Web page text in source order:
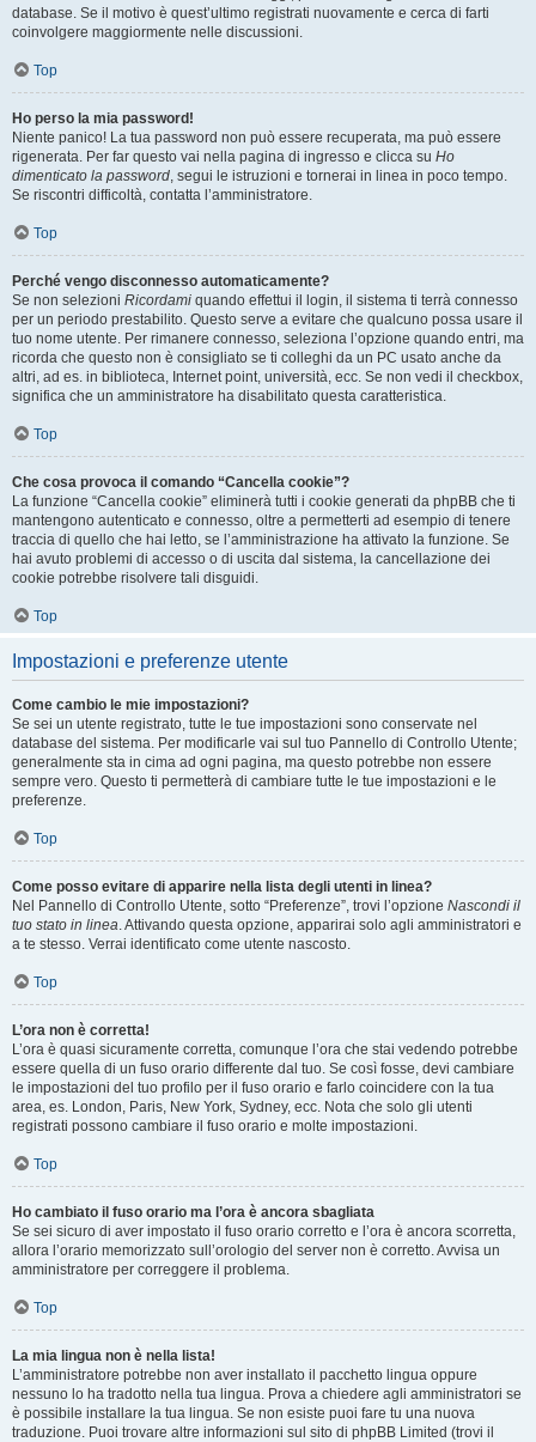
database. Se il motivo è quest’ultimo registrati nuovamente e cerca di farti
coinvolgere maggiormente nelle discussioni.
Top
Ho perso la mia password!
Niente panico! La tua password non può essere recuperata, ma può essere
rigenerata. Per far questo vai nella pagina di ingresso e clicca su Ho
dimenticato la password, segui le istruzioni e tornerai in linea in poco tempo.
Se riscontri difficoltà, contatta l’amministratore.
Top
Perché vengo disconnesso automaticamente?
Se non selezioni Ricordami quando effettui il login, il sistema ti terrà connesso
per un periodo prestabilito. Questo serve a evitare che qualcuno possa usare il
tuo nome utente. Per rimanere connesso, seleziona l’opzione quando entri, ma
ricorda che questo non è consigliato se ti colleghi da un PC usato anche da
altri, ad es. in biblioteca, Internet point, università, ecc. Se non vedi il checkbox,
significa che un amministratore ha disabilitato questa caratteristica.
Top
Che cosa provoca il comando “Cancella cookie”?
La funzione “Cancella cookie” eliminerà tutti i cookie generati da phpBB che ti
mantengono autenticato e connesso, oltre a permetterti ad esempio di tenere
traccia di quello che hai letto, se l’amministrazione ha attivato la funzione. Se
hai avuto problemi di accesso o di uscita dal sistema, la cancellazione dei
cookie potrebbe risolvere tali disguidi.
Top
Impostazioni e preferenze utente
Come cambio le mie impostazioni?
Se sei un utente registrato, tutte le tue impostazioni sono conservate nel
database del sistema. Per modificarle vai sul tuo Pannello di Controllo Utente;
generalmente sta in cima ad ogni pagina, ma questo potrebbe non essere
sempre vero. Questo ti permetterà di cambiare tutte le tue impostazioni e le
preferenze.
Top
Come posso evitare di apparire nella lista degli utenti in linea?
Nel Pannello di Controllo Utente, sotto “Preferenze”, trovi l’opzione Nascondi il
tuo stato in linea. Attivando questa opzione, apparirai solo agli amministratori e
a te stesso. Verrai identificato come utente nascosto.
Top
L’ora non è corretta!
L’ora è quasi sicuramente corretta, comunque l’ora che stai vedendo potrebbe
essere quella di un fuso orario differente dal tuo. Se così fosse, devi cambiare
le impostazioni del tuo profilo per il fuso orario e farlo coincidere con la tua
area, es. London, Paris, New York, Sydney, ecc. Nota che solo gli utenti
registrati possono cambiare il fuso orario e molte impostazioni.
Top
Ho cambiato il fuso orario ma l’ora è ancora sbagliata
Se sei sicuro di aver impostato il fuso orario corretto e l’ora è ancora scorretta,
allora l’orario memorizzato sull’orologio del server non è corretto. Avvisa un
amministratore per correggere il problema.
Top
La mia lingua non è nella lista!
L’amministratore potrebbe non aver installato il pacchetto lingua oppure
nessuno lo ha tradotto nella tua lingua. Prova a chiedere agli amministratori se
è possibile installare la tua lingua. Se non esiste puoi fare tu una nuova
traduzione. Puoi trovare altre informazioni sul sito di phpBB Limited (trovi il